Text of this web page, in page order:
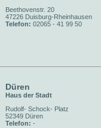
Beethovenstr. 20
47226 Duisburg-Rheinhausen
Telefon: 02065 - 41 99 50
Düren
Haus der Stadt
Rudolf- Schock- Platz
52349 Düren
Telefon: -